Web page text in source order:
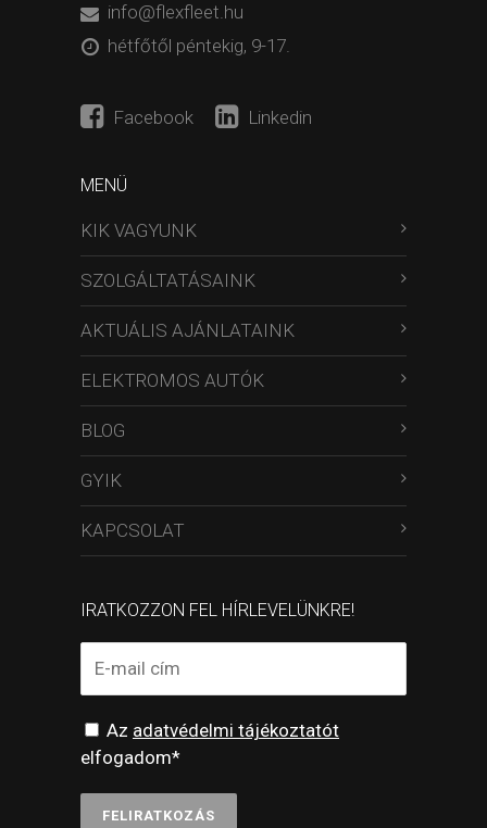
info@flexfleet.hu
hétfőtől péntekig, 9-17.
Facebook Linkedin
MENÜ
KIK VAGYUNK
SZOLGÁLTATÁSAINK
AKTUÁLIS AJÁNLATAINK
ELEKTROMOS AUTÓK
BLOG
GYIK
KAPCSOLAT
IRATKOZZON FEL HÍRLEVELÜNKRE!
Az adatvédelmi tájékoztatót
elfogadom*